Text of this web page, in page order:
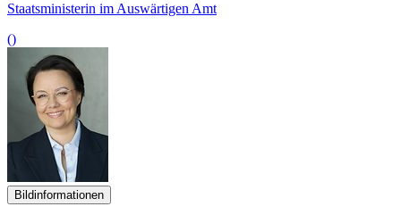
Staatsministerin im Auswärtigen Amt
()
Bildinformationen